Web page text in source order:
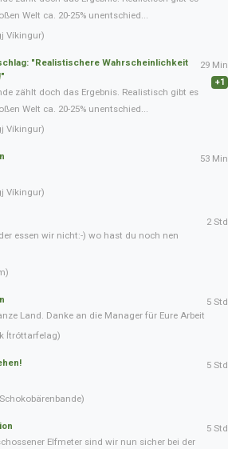
Welt ca. 20-25% unentschied...
Víkingur)
"Realistischere Wahrscheinlichkeit
zählt doch das Ergebnis. Realistisch gibt es
Welt ca. 20-25% unentschied...
Víkingur)
29 Min
+1
Víkingur)
53 Min
essen wir nicht:-) wo hast du noch nen
2 Std
Land. Danke an die Manager für Eure Arbeit
Ítróttarfelag)
5 Std
5 Std
Elfmeter sind wir nun sicher bei der
5 Std